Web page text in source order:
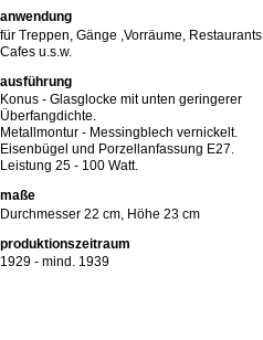
anwendung
für Treppen, Gänge ,Vorräume, Restaurants,
Cafes u.s.w.
ausführung
Konus - Glasglocke mit unten geringerer
Überfangdichte.
Metallmontur - Messingblech vernickelt.
Eisenbügel und Porzellanfassung E27.
Leistung 25 - 100 Watt.
maße
Durchmesser 22 cm, Höhe 23 cm
produktionszeitraum
1929 - mind. 1939